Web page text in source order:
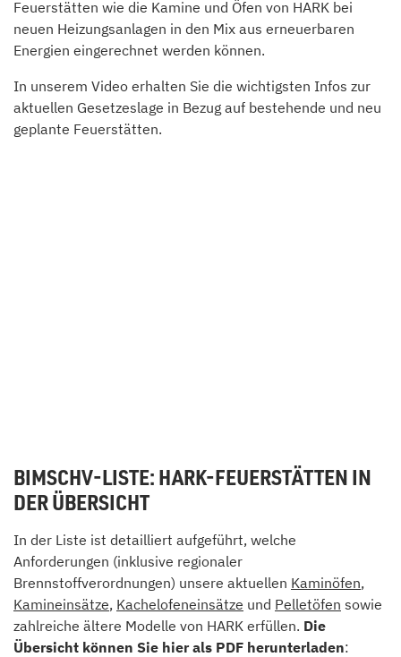
Feuerstätten wie die Kamine und Öfen von HARK bei
neuen Heizungsanlagen in den Mix aus erneuerbaren
Energien eingerechnet werden können.
In unserem Video erhalten Sie die wichtigsten Infos zur
aktuellen Gesetzeslage in Bezug auf bestehende und neu
geplante Feuerstätten.
BIMSCHV-LISTE: HARK-FEUERSTÄTTEN IN
DER ÜBERSICHT
In der Liste ist detailliert aufgeführt, welche
Anforderungen (inklusive regionaler
Brennstoffverordnungen) unsere aktuellen Kaminöfen,
Kamineinsätze, Kachelofeneinsätze und Pelletöfen sowie
zahlreiche ältere Modelle von HARK erfüllen. Die
Übersicht können Sie hier als PDF herunterladen: